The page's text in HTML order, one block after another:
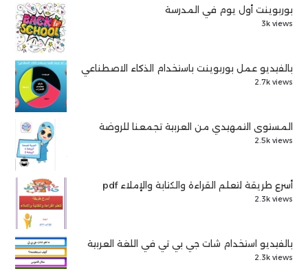
بوربوينت أول يوم في المدرسة
3k views
بالفيديو عمل بوربوينت باستخدام الذكاء الاصطناعي
2.7k views
المستوى التمهيدي من العربية تجمعنا للروضة
2.5k views
أسرع طريقة لتعلم القراءة والكتابة والإملاء pdf
2.3k views
بالفيديو استخدام شات جي بي تي في اللغة العربية
2.3k views